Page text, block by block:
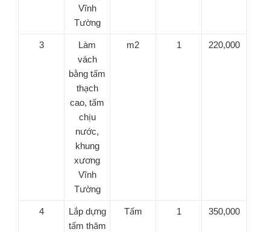
Vĩnh
Tường
3
Làm
vách
bằng tấm
thạch
cao, tấm
chịu
nước,
khung
xương
Vĩnh
Tường
m2 1 220,000
4
Lắp dựng
tấm thăm
Tấm 1 350,000